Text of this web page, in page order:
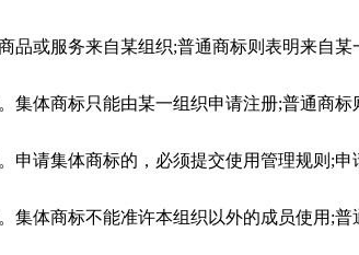
或服务来自某组织;普通商标则表明来自某
体商标只能由某一组织申请注册;普通商标
请集体商标的，必须提交使用管理规则;申
体商标不能准许本组织以外的成员使用;普